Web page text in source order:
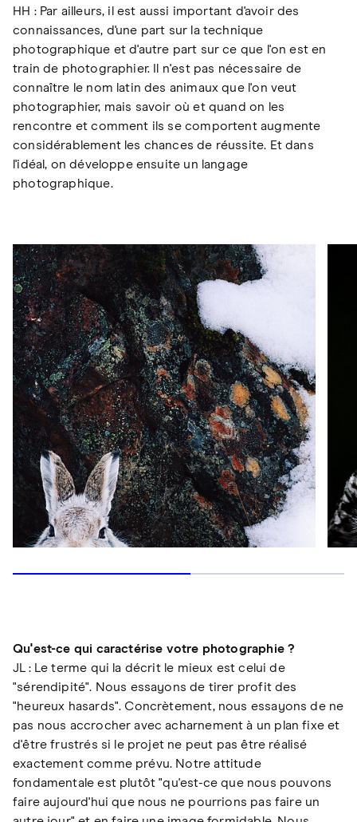
HH : Par ailleurs, il est aussi important d'avoir des
connaissances, d'une part sur la technique
photographique et d'autre part sur ce que l'on est en
train de photographier. Il n'est pas nécessaire de
connaître le nom latin des animaux que l'on veut
photographier, mais savoir où et quand on les
rencontre et comment ils se comportent augmente
considérablement les chances de réussite. Et dans
l'idéal, on développe ensuite un langage
photographique.
Qu'est-ce qui caractérise votre photographie ?
JL : Le terme qui la décrit le mieux est celui de
"sérendipité". Nous essayons de tirer profit des
"heureux hasards". Concrètement, nous essayons de ne
pas nous accrocher avec acharnement à un plan fixe et
d'être frustrés si le projet ne peut pas être réalisé
exactement comme prévu. Notre attitude
fondamentale est plutôt "qu'est-ce que nous pouvons
faire aujourd'hui que nous ne pourrions pas faire un